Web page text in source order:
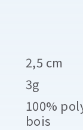
2,5 cm
3g
100%
bois